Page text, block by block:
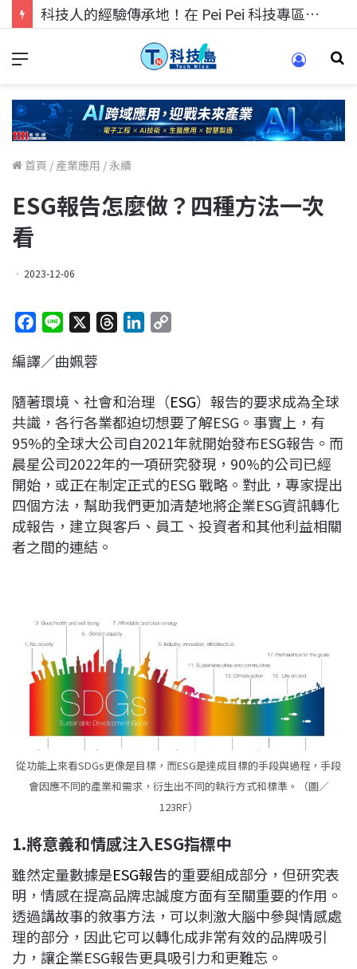
科技人的經驗傳承地！在 Pei Pei 科技專區，與學弟妹交流最硬核的技術
首頁 / 產業應用 /永續
ESG報告怎麼做？四種方法一次
看
2023-12-06
c
b
o
o
k
n
a
d
s
e
d
I
n
L
i
n
k
編譯／曲姵蓉
隨著環境、社會和治理（ESG）報告的要求成為全球
共識，各行各業都迫切想要了解ESG。事實上，有
95%的全球大公司自2021年就開始發布ESG報告。而
晨星公司2022年的一項研究發現，90%的公司已經
開始，或正在制定正式的ESG 戰略。對此，專家提出
四個方法，幫助我們更加清楚地將企業ESG資訊轉化
成報告，建立與客戶、員工、投資者和其他利益相關
者之間的連結。
從功能上來看SDGs更像是目標，而ESG是達成目標的手段與過程，手段
會因應不同的產業和需求，衍生出不同的執行方式和標準。（圖／
123RF）
1.將意義和情感注入ESG指標中
雖然定量數據是ESG報告的重要組成部分，但研究表
明，情感在提高品牌忠誠度方面有至關重要的作用。
透過講故事的敘事方法，可以刺激大腦中參與情感處
理的部分，因此它可以轉化成非常有效的品牌吸引
力，讓企業ESG報告更具吸引力和更難忘。